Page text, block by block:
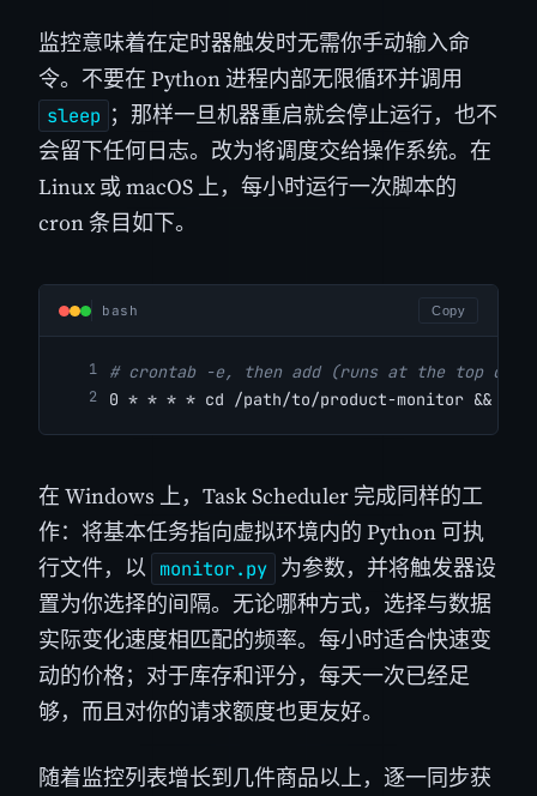
监控意味着在定时器触发时无需你手动输入命
令。不要在 Python 进程内部无限循环并调用
sleep ；那样一旦机器重启就会停止运行，也不
会留下任何日志。改为将调度交给操作系统。在
Linux 或 macOS 上，每小时运行一次脚本的
cron 条目如下。
bash Copy
# crontab -e, then add (runs at the top of
0 * * * * cd /path/to/product-monitor &&
在 Windows 上，Task Scheduler 完成同样的工
作：将基本任务指向虚拟环境内的 Python 可执
行文件，以
monitor.py 为参数，并将触发器设
置为你选择的间隔。无论哪种方式，选择与数据
实际变化速度相匹配的频率。每小时适合快速变
动的价格；对于库存和评分，每天一次已经足
够，而且对你的请求额度也更友好。
随着监控列表增长到几件商品以上，逐一同步获